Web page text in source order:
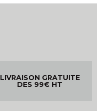
LIVRAISON GRATUITE
DES 99€ HT